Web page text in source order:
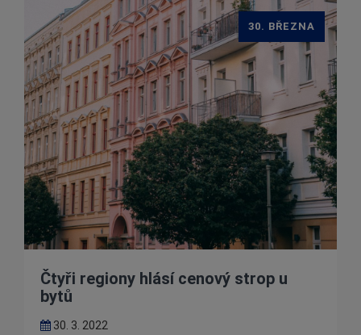
Čtyři regiony hlásí cenový strop u
bytů
30. 3. 2022
30. BŘEZNA